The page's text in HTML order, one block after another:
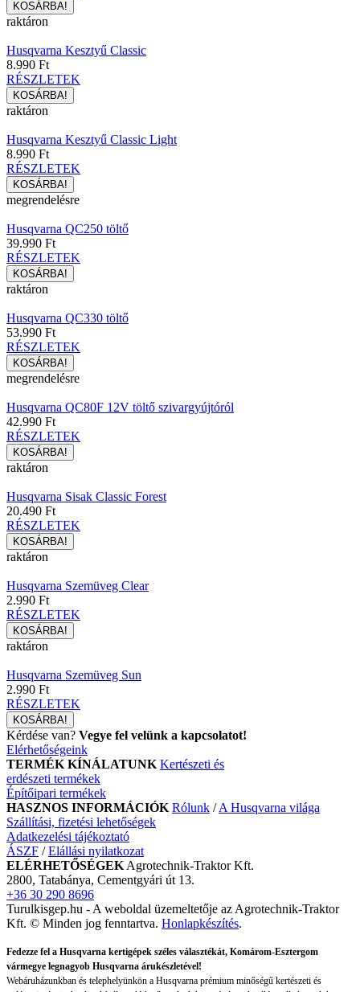
raktáron
Husqvarna Kesztyű Classic
8.990 Ft
RÉSZLETEK
raktáron
Husqvarna Kesztyű Classic Light
8.990 Ft
RÉSZLETEK
megrendelésre
Husqvarna QC250 töltő
39.990 Ft
RÉSZLETEK
raktáron
Husqvarna QC330 töltő
53.990 Ft
RÉSZLETEK
megrendelésre
Husqvarna QC80F 12V töltő szivargyújtóról
42.990 Ft
RÉSZLETEK
raktáron
Husqvarna Sisak Classic Forest
20.490 Ft
RÉSZLETEK
raktáron
Husqvarna Szemüveg Clear
2.990 Ft
RÉSZLETEK
raktáron
Husqvarna Szemüveg Sun
2.990 Ft
RÉSZLETEK
Kérdése van? Vegye fel velünk a kapcsolatot!
Elérhetőségeink
TERMÉK KÍNÁLATUNK Kertészeti és
erdészeti termékek
Építőipari termékek
HASZNOS INFORMÁCIÓK Rólunk /A Husqvarna világa
Szállítási, fizetési lehetőségek
Adatkezelési tájékoztató
ÁSZF /Elállási nyilatkozat
ELÉRHETŐSÉGEK Agrotechnik-Traktor Kft.
2800, Tatabánya, Cementgyári út 13.
+36 30 290 8696
Turulkisgep.hu - A weboldal üzemeltetője az Agrotechnik-Traktor
Kft. © Minden jog fenntartva. Honlapkészítés.
Fedezze fel a Husqvarna kertigépek széles választékát, Komárom-Esztergom
vármegye legnagyob Husqvarna árukészletével!
Webáruházunkban és telephelyünkön a Husqvarna prémium minőségű kertészeti és